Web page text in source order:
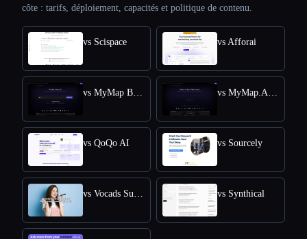
côte : tarifs, déploiement, capacités et politique de contenu.
vs Scispace vs Afforai
vs QoQo AI vs Sourcely
vs Synthical